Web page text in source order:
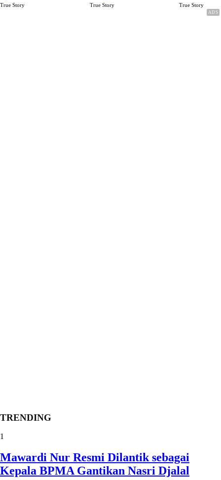
True Story
Rp.15 Juta Perbulan
True Story
Karena Cinta
True Story
TRENDING
1
Mawardi Nur Resmi Dilantik sebagai
Kepala BPMA Gantikan Nasri Djalal